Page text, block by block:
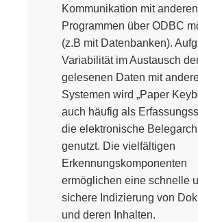
Kommunikation mit anderen
Programmen über ODBC
(z.B mit Datenbanken).
Variabilität im Austausch
gelesenen Daten mit
Systemen wird „Paper
auch häufig als
die elektronische
genutzt. Die vielfältigen
Erkennungskomponenten
ermöglichen eine schnelle
sichere Indizierung von
und deren Inhalten.